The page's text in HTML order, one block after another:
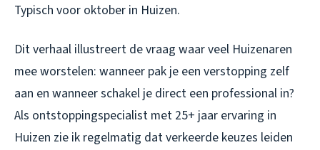
Typisch voor oktober in Huizen.
Dit verhaal illustreert de vraag waar veel Huizenaren
mee worstelen: wanneer pak je een verstopping zelf
aan en wanneer schakel je direct een professional in?
Als ontstoppingspecialist met 25+ jaar ervaring in
Huizen zie ik regelmatig dat verkeerde keuzes leiden